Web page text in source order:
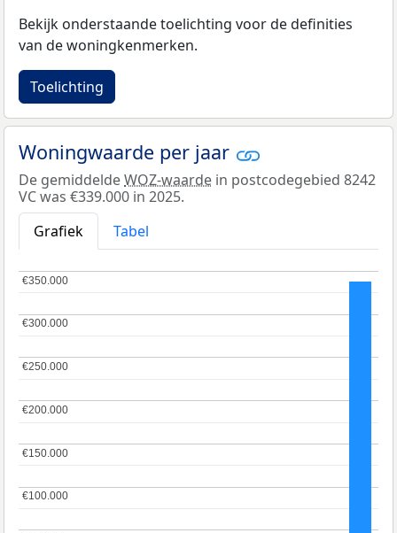
Bekijk onderstaande toelichting voor de definities
van de woningkenmerken.
Toelichting
Woningwaarde per jaar
De gemiddeldeWOZ-waarde in postcodegebied 8242
VC was €339.000 in 2025.
Grafiek
Tabel
€100.000
€100.000
€150.000
€150.000
€200.000
€200.000
€250.000
€250.000
€300.000
€300.000
€350.000
€350.000